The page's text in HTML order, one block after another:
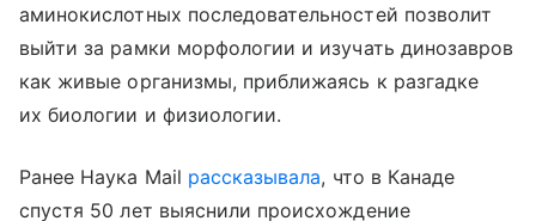
аминокислотных последовательностей позволит
выйти за рамки морфологии и изучать динозавров
как живые организмы, приближаясь к разгадке
их биологии и физиологии.
Ранее Наука Mail рассказывала, что в Канаде
спустя 50 лет выяснили происхождение